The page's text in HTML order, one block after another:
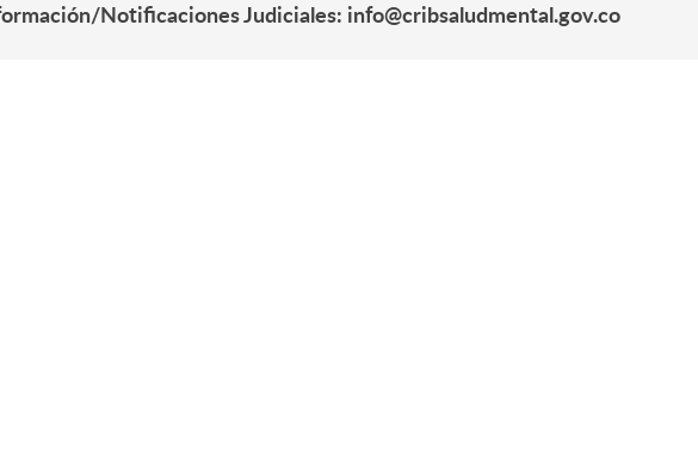
Notificaciones Judiciales: info@cribsaludmental.gov.co